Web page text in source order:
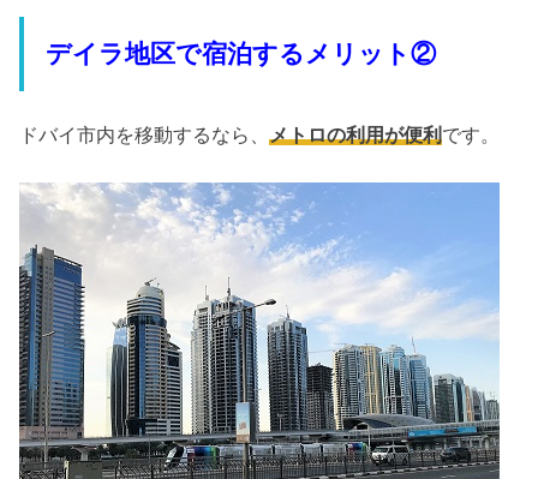
デイラ地区で宿泊するメリット②
ドバイ市内を移動するなら、メトロの利用が便利です。